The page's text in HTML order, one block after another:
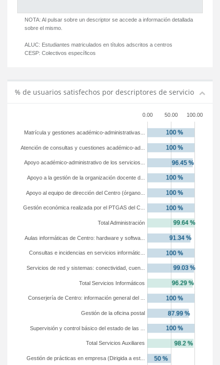
NOTA: Al pulsar sobre un descriptor se accede a información detallada
sobre el mismo.
ALUC: Estudiantes matriculados en títulos adscritos a centros
CESP: Colectivos específicos
% de usuarios satisfechos por descriptores de servicio
0.00 50.00 100.00
Gestión de prácticas en empresa (Dirigida a est...
Total Servicios Auxiliares
Supervisión y control básico del estado de las ...
Gestión de la oficina postal
Conserjería de Centro: información general del ...
Total Servicios Informáticos
Servicios de red y sistemas: conectividad, cuen...
Consultas e incidencias en servicios informátic...
Aulas informáticas de Centro: hardware y softwa...
Total Administración
Gestión económica realizada por el PTGAS del C...
Apoyo al equipo de dirección del Centro (órgano...
Apoyo a la gestión de la organización docente d...
Apoyo académico-administrativo de los servicios...
Atención de consultas y cuestiones académico-ad...
Matrícula y gestiones académico-administrativas...